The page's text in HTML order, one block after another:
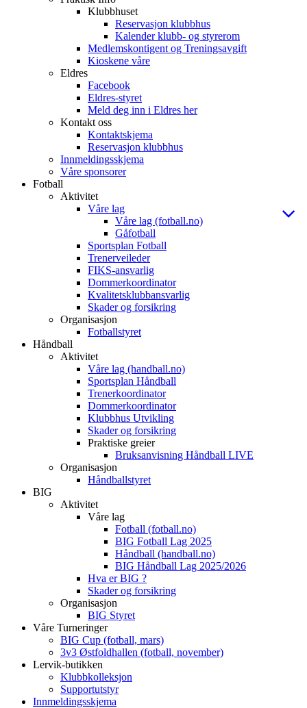
Klubbhuset
Reservasjon klubbhus
Kalender klubb- og styrerom
Medlemskontigent og Treningsavgift
Kioskene våre
Eldres
Facebook
Eldres-styret
Meld deg inn i Eldres her
Kontakt oss
Kontaktskjema
Reservasjon klubbhus
Innmeldingsskjema
Våre sponsorer
Fotball
Aktivitet
Våre lag
Våre lag (fotball.no)
Gåfotball
Sportsplan Fotball
Trenerveileder
FIKS-ansvarlig
Dommerkoordinator
Kvalitetsklubbansvarlig
Skader og forsikring
Organisasjon
Fotballstyret
Håndball
Aktivitet
Våre lag (handball.no)
Sportsplan Håndball
Trenerkoordinator
Dommerkoordinator
Klubbhus Utvikling
Skader og forsikring
Praktiske greier
Bruksanvisning Håndball LIVE
Organisasjon
Håndballstyret
BIG
Aktivitet
Våre lag
Fotball (fotball.no)
BIG Fotball Lag 2025
Håndball (handball.no)
BIG Håndball Lag 2025/2026
Hva er BIG ?
Skader og forsikring
Organisasjon
BIG Styret
Våre Turneringer
BIG Cup (fotball, mars)
3v3 Østfoldhallen (fotball, november)
Lervik-butikken
Klubbkolleksjon
Supportutstyr
Innmeldingsskjema